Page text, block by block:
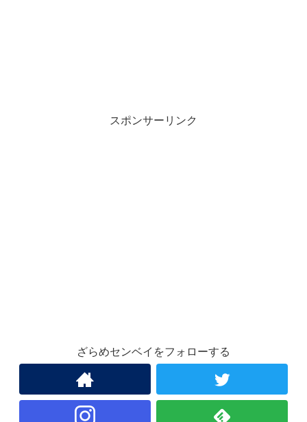
スポンサーリンク
ざらめセンベイをフォローする